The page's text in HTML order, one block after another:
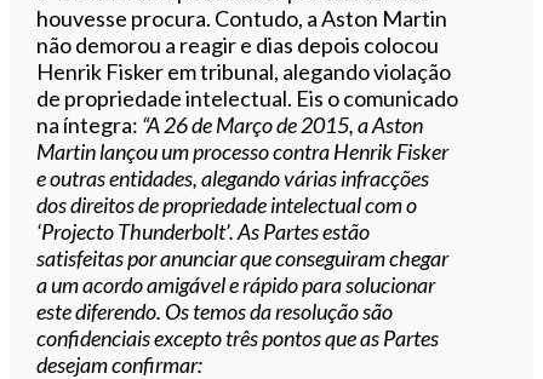
houvesse procura. Contudo, a Aston Martin
não demorou a reagir e dias depois colocou
Henrik Fisker em tribunal, alegando violação
de propriedade intelectual. Eis o comunicado
na íntegra: “A 26 de Março de 2015, a Aston
Martin lançou um processo contra Henrik Fisker
e outras entidades, alegando várias infracções
dos direitos de propriedade intelectual com o
‘Projecto Thunderbolt’.As Partes estão
satisfeitas por anunciar que conseguiram chegar
a um acordo amigável e rápido para solucionar
este diferendo. Os temos da resolução são
confidenciais excepto três pontos que as Partes
desejam confirmar: